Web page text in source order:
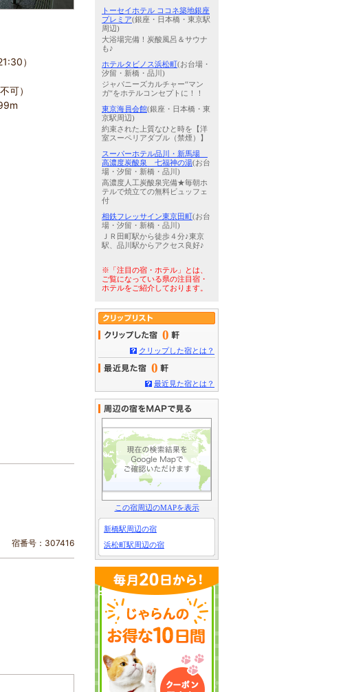
）
可）
宿番号：307416
トーセイホテル ココネ築地銀座
プレミア(銀座・日本橋・東京駅
周辺)
大浴場完備！炭酸風呂＆サウナ
も♪
ホテルタビノス浜松町 (お台場・
汐留・新橋・品川)
ジャパニーズカルチャー“マン
ガ“をホテルコンセプトに！！
東京海員会館(銀座・日本橋・東
京駅周辺)
約束された上質なひと時を【洋
室スーペリアダブル（禁煙）】
スーパーホテル品川・新馬場
高濃度炭酸泉 七福神の湯(お台
場・汐留・新橋・品川)
高濃度人工炭酸泉完備★毎朝ホ
テルで焼立ての無料ビュッフェ
付
相鉄フレッサイン東京田町 (お台
場・汐留・新橋・品川)
ＪＲ田町駅から徒歩４分♪東京
駅、品川駅からアクセス良好♪
※「注目の宿・ホテル」とは、
ご覧になっている県の注目宿・
ホテルをご紹介しております。
0
クリップした宿とは？
0
最近見た宿とは？
この宿周辺のMAPを表示
新橋駅周辺の宿
浜松町駅周辺の宿